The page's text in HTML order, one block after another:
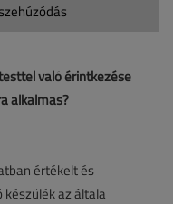
való érintkezése
alkalmas?
értékelt és
az általa